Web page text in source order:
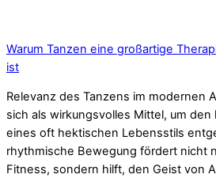
Warum Tanzen eine großartige
ist
Relevanz des Tanzens im modernen
sich als wirkungsvolles Mittel, um
eines oft hektischen Lebensstils
rhythmische Bewegung fördert nicht
Fitness, sondern hilft, den Geist von